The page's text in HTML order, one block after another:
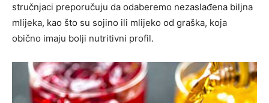
stručnjaci preporučuju da odaberemo nezaslađena biljna
mlijeka, kao što su sojino ili mlijeko od graška, koja
obično imaju bolji nutritivni profil.